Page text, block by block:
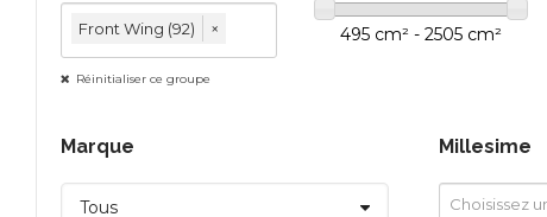
Front Wing (92) ×
Réinitialiser ce groupe
495 cm² - 2505 cm²
Marque Millesime